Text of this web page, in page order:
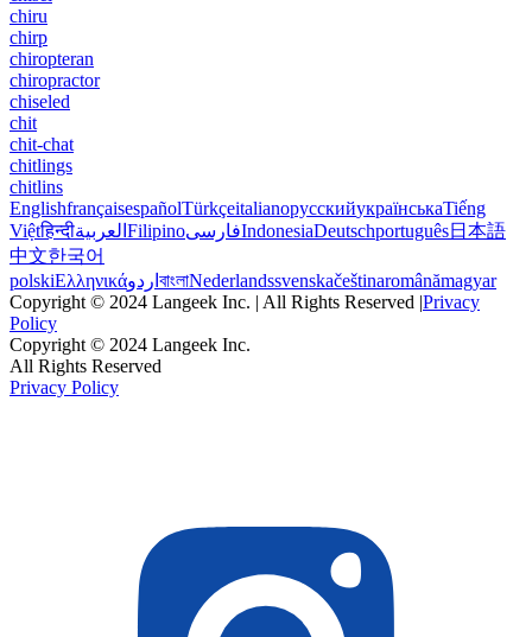
chiru
chirp
chiropteran
chiropractor
chiseled
chit
chit-chat
chitlings
chitlins
EnglishfrançaisespañolTürkçeitalianoрусскийукраїнськаTiếng
Việtहिन्दीالعربية FilipinoفارسیIndonesiaDeutschportuguês日本語
中文한국어
polskiΕλληνικάاردو বাংলাNederlandssvenskačeštinaromânămagyar
Copyright © 2024 Langeek Inc. | All Rights Reserved |Privacy
Policy
Copyright © 2024 Langeek Inc.
All Rights Reserved
Privacy Policy